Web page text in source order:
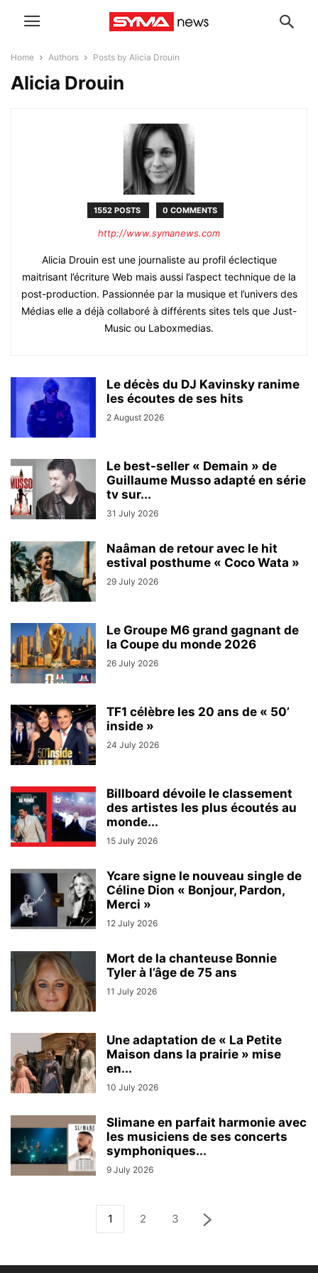
Home Authors Posts by Alicia Drouin
Alicia Drouin
1552 POSTS 0 COMMENTS
http://www.symanews.com
Alicia Drouin est une journaliste au profil éclectique
maitrisant l’écriture Web mais aussi l’aspect technique de la
post-production. Passionnée par la musique et l’univers des
Médias elle a déjà collaboré à différents sites tels que Just-
Music ou Laboxmedias.
Le décès du DJ Kavinsky ranime
les écoutes de ses hits
2 August 2026
Le best-seller « Demain » de
Guillaume Musso adapté en série
tv sur...
31 July 2026
Naâman de retour avec le hit
estival posthume « Coco Wata »
29 July 2026
Le Groupe M6 grand gagnant de
la Coupe du monde 2026
26 July 2026
TF1 célèbre les 20 ans de « 50’
inside »
24 July 2026
Billboard dévoile le classement
des artistes les plus écoutés au
monde...
15 July 2026
Ycare signe le nouveau single de
Céline Dion « Bonjour, Pardon,
Merci »
12 July 2026
Mort de la chanteuse Bonnie
Tyler à l’âge de 75 ans
11 July 2026
Une adaptation de « La Petite
Maison dans la prairie » mise
en...
10 July 2026
Slimane en parfait harmonie avec
les musiciens de ses concerts
symphoniques...
9 July 2026
1 2 3